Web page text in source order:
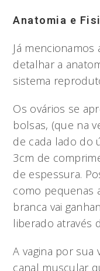
Anatomia e
Já mencionamos
detalhar a
sistema
Os ovários se
bolsas, (que na
de cada lado do
3cm de
de espessura.
como pequenas
branca vai
liberado através
A vagina por sua
canal muscular